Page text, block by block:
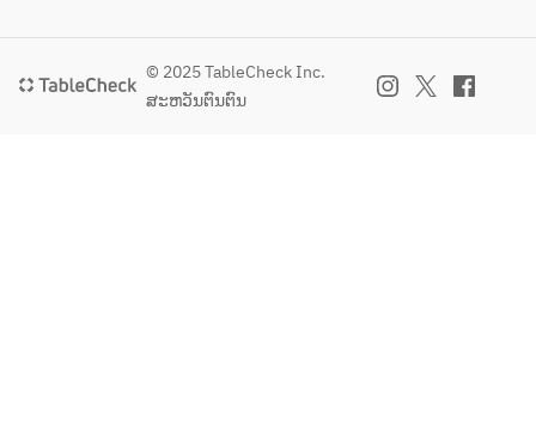
© 2025 TableCheck Inc.
ສະຫວັນຕົນຕົນ